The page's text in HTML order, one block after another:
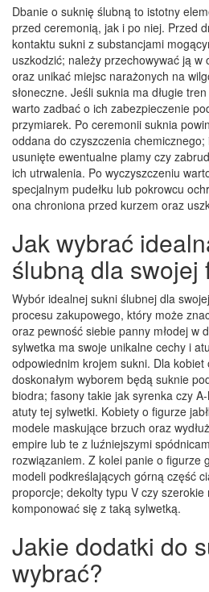
Dbanie o suknię ślubną to istotny
przed ceremonią, jak i po niej. Przed
kontaktu sukni z substancjami
uszkodzić; należy przechowywać ją w
oraz unikać miejsc narażonych na
słoneczne. Jeśli suknia ma długie
warto zadbać o ich zabezpieczenie
przymiarek. Po ceremonii suknia
oddana do czyszczenia
usunięte ewentualne plamy czy
ich utrwalenia. Po wyczyszczeniu
specjalnym pudełku lub pokrowcu
ona chroniona przed kurzem oraz
Jak wybrać
ślubną dla swojej
Wybór idealnej sukni ślubnej dla
procesu zakupowego, który może
oraz pewność siebie panny młodej w
sylwetka ma swoje unikalne cechy i
odpowiednim krojem sukni. Dla
doskonałym wyborem będą suknie
biodra; fasony takie jak syrenka czy
atuty tej sylwetki. Kobiety o figurze
modele maskujące brzuch oraz
empire lub te z luźniejszymi
rozwiązaniem. Z kolei panie o figurze
modeli podkreślających górną część
proporcje; dekolty typu V czy
komponować się z taką sylwetką.
Jakie dodatki do
wybrać?